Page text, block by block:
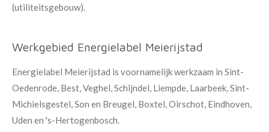
(utiliteitsgebouw).
Werkgebied Energielabel Meierijstad
Energielabel Meierijstad is voornamelijk werkzaam in Sint-
Oedenrode, Best, Veghel, Schijndel, Liempde, Laarbeek, Sint-
Michielsgestel, Son en Breugel, Boxtel, Oirschot, Eindhoven,
Uden en 's-Hertogenbosch.